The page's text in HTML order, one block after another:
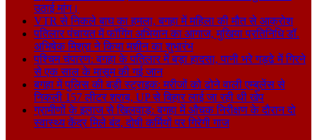
उठाई मांग।
VTR से निकले बाघ का हमला, बगहा में महिला की मौत से आक्रोश
पतिलार पंचायत में फॉगिंग अभियान का आगाज, मुखिया प्रतिनिधि डॉ.
अभिषेक मिश्रा ने किया मशीन का शुभारंभ
पश्चिम चंपारण: बगहा के पतिलार में बड़ा हादसा, पानी भरे गड्ढे में गिरने
से एक साल के मासूम की गई जान
बगहा में पुलिस की बड़ी स्ट्राइक: मरीजों को ढोने वाली एम्बुलेंस से
निकली 157 लीटर शराब, UP से बिहार लाई जा रही थी खेप
ग्रामीणों के इलाज से खिलवाड़: बगहा में औचक निरीक्षण के दौरान दो
स्वास्थ्य केंद्र मिले बंद, दोषी कर्मियों पर गिरेगी गाज